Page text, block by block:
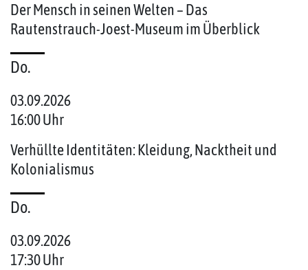
Der Mensch in seinen Welten – Das
Rautenstrauch-Joest-Museum im Überblick
Do.
03.09.2026
16:00 Uhr
Verhüllte Identitäten: Kleidung, Nacktheit und
Kolonialismus
Do.
03.09.2026
17:30 Uhr